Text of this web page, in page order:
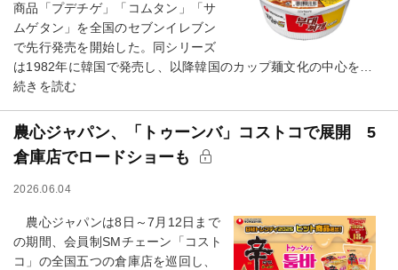
商品「プデチゲ」「コムタン」「サ
ムゲタン」を全国のセブンイレブン
で先行発売を開始した。同シリーズ
は1982年に韓国で発売し、以降韓国のカップ麺文化の中心を…
続きを読む
農心ジャパン、「トゥーンバ」コストコで展開 5
倉庫店でロードショーも
2026.06.04
農心ジャパンは8日～7月12日まで
の期間、会員制SMチェーン「コスト
コ」の全国五つの倉庫店を巡回し、